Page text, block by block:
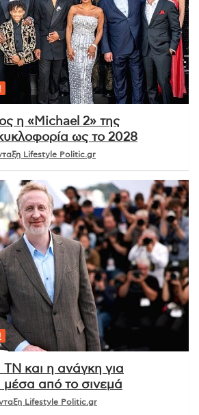
η «Michael 2» της
ως το 2028
Lifestyle Politic.gr
ΤΝ και η ανάγκη για
μέσα από το σινεμά
Lifestyle Politic.gr